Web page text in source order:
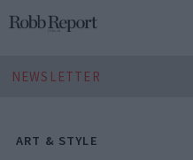
NEWSLETTER
ART & STYLE